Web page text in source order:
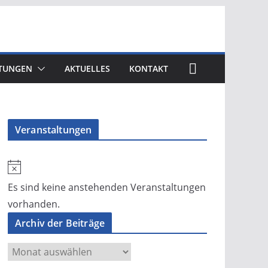
AKTUELLES KONTAKT
Veranstaltungen
i
n
e
i
Es sind keine anstehenden Veranstaltungen
vorhanden.
Archiv der Beiträge
r